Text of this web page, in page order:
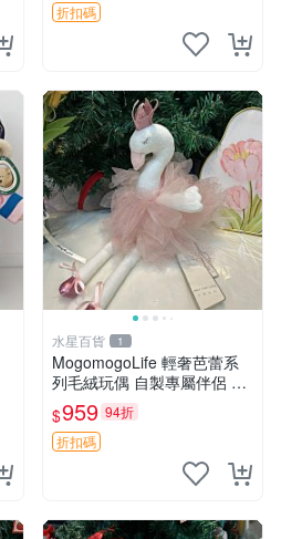
折扣碼
水星百貨 1
MogomogoLife 輕奢芭蕾系
列毛絨玩偶 自製專屬伴侶 帶
標牌全新成色 芭蕾系列 毛絨
玩偶 安撫玩具 新款上架
$959 94折
折扣碼